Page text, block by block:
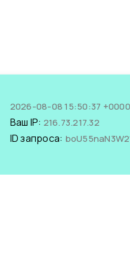
2026-08-08 15:50:37 +0000
Ваш IP: 216.73.217.32
ID запроса: